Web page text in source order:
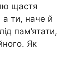
щастя
а ти, наче й
пам’ятати,
Як